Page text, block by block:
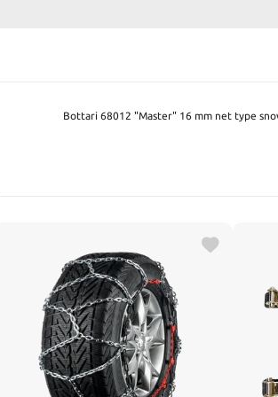
Bottari 68012 "Master" 16 mm net type